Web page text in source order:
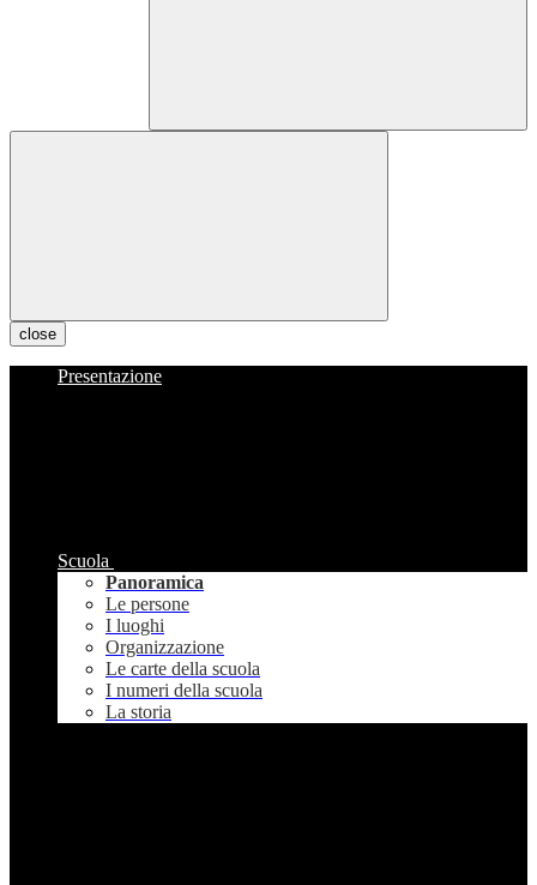
close
Presentazione
Scuola
Panoramica
Le persone
I luoghi
Organizzazione
Le carte della scuola
I numeri della scuola
La storia